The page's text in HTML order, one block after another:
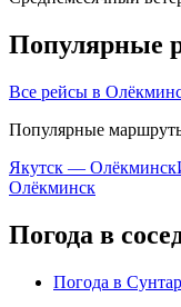
Популярные
Все рейсы в
Популярные
Якутск — Олёкминск
Олёкминск
Погода в
Погода в Сунтар